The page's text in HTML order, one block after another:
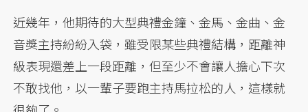
近幾年，他期待的大型典禮金鐘、金馬、金曲、金
音獎主持紛紛入袋，雖受限某些典禮結構，距離神
級表現還差上一段距離，但至少不會讓人擔心下次
不敢找他，以一輩子要跑主持馬拉松的人，這樣就